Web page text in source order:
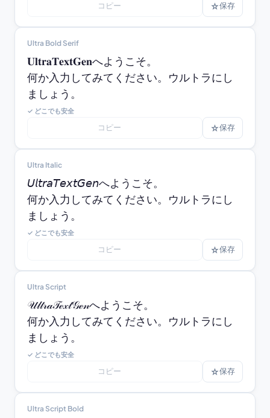
コピー ☆保存
Ultra Bold Serif
𝐔𝐥𝐭𝐫𝐚𝐓𝐞𝐱𝐭𝐆𝐞𝐧へようこそ。
何か入力してみてください。ウルトラにし
ましょう。
✓ どこでも安全
コピー ☆保存
Ultra Italic
𝘜𝘭𝘵𝘳𝘢𝘛𝘦𝘹𝘵𝘎𝘦𝘯へようこそ。
何か入力してみてください。ウルトラにし
ましょう。
✓ どこでも安全
コピー ☆保存
Ultra Script
𝒰𝓁𝓉𝓇𝒶𝒯ℯ𝓍𝓉𝒢ℯ𝓃へようこそ。
何か入力してみてください。ウルトラにし
ましょう。
✓ どこでも安全
コピー ☆保存
Ultra Script Bold